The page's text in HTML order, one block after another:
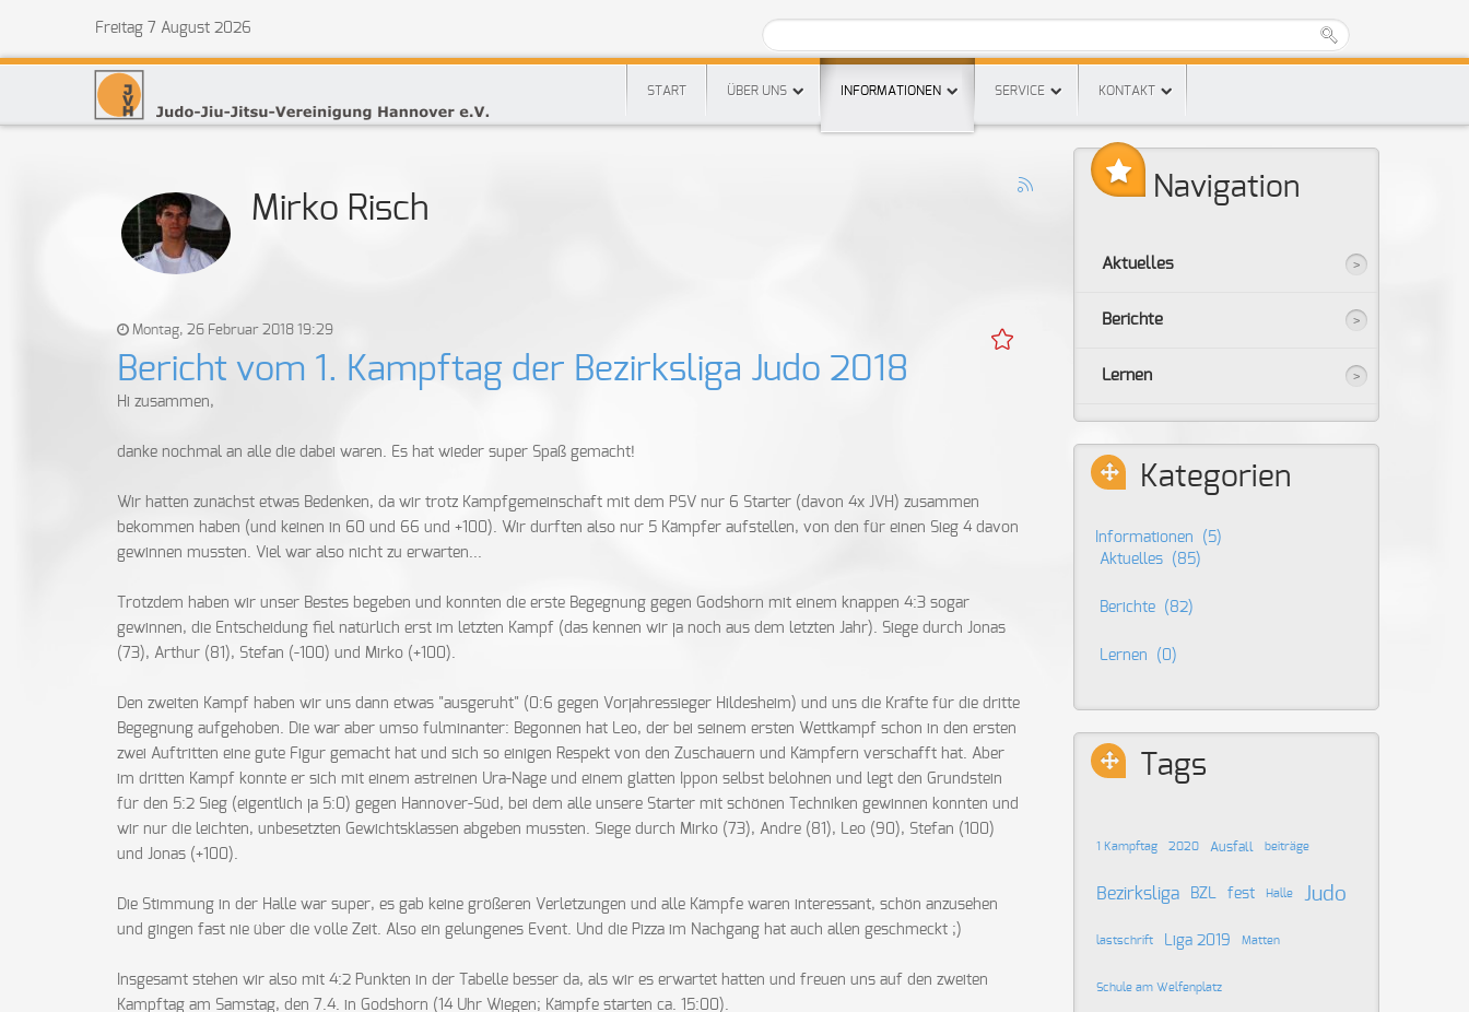
Freitag 7 August 2026
START ÜBER UNS INFORMATIONEN SERVICE KONTAKT
Mirko Risch
Montag, 26 Februar 2018 19:29
Bericht vom 1. Kampftag der Bezirksliga Judo 2018
Hi zusammen,
danke nochmal an alle die dabei waren. Es hat wieder super Spaß gemacht!
Wir hatten zunächst etwas Bedenken, da wir trotz Kampfgemeinschaft mit dem PSV nur 6 Starter (davon 4x JVH) zusammen
bekommen haben (und keinen in 60 und 66 und +100). Wir durften also nur 5 Kämpfer aufstellen, von den für einen Sieg 4 davon
gewinnen mussten. Viel war also nicht zu erwarten...
Trotzdem haben wir unser Bestes begeben und konnten die erste Begegnung gegen Godshorn mit einem knappen 4:3 sogar
gewinnen, die Entscheidung fiel natürlich erst im letzten Kampf (das kennen wir ja noch aus dem letzten Jahr). Siege durch Jonas
(73), Arthur (81), Stefan (-100) und Mirko (+100).
Den zweiten Kampf haben wir uns dann etwas "ausgeruht" (0:6 gegen Vorjahressieger Hildesheim) und uns die Kräfte für die dritte
Begegnung aufgehoben. Die war aber umso fulminanter: Begonnen hat Leo, der bei seinem ersten Wettkampf schon in den ersten
zwei Auftritten eine gute Figur gemacht hat und sich so einigen Respekt von den Zuschauern und Kämpfern verschafft hat. Aber
im dritten Kampf konnte er sich mit einem astreinen Ura-Nage und einem glatten Ippon selbst belohnen und legt den Grundstein
für den 5:2 Sieg (eigentlich ja 5:0) gegen Hannover-Süd, bei dem alle unsere Starter mit schönen Techniken gewinnen konnten und
wir nur die leichten, unbesetzten Gewichtsklassen abgeben mussten. Siege durch Mirko (73), Andre (81), Leo (90), Stefan (100)
und Jonas (+100).
Die Stimmung in der Halle war super, es gab keine größeren Verletzungen und alle Kämpfe waren interessant, schön anzusehen
und gingen fast nie über die volle Zeit. Also ein gelungenes Event. Und die Pizza im Nachgang hat auch allen geschmeckt ;)
Insgesamt stehen wir also mit 4:2 Punkten in der Tabelle besser da, als wir es erwartet hatten und freuen uns auf den zweiten
Kampftag am Samstag, den 7.4. in Godshorn (14 Uhr Wiegen; Kämpfe starten ca. 15:00).
Navigation
Aktuelles
Berichte
Lernen
Kategorien
Informationen
(5)
Aktuelles
(85)
Berichte (82)
Lernen (0)
Tags
1 Kampftag 2020 Ausfall beiträge
Bezirksliga BZL fest Halle Judo
lastschrift Liga 2019 Matten
Schule am Welfenplatz